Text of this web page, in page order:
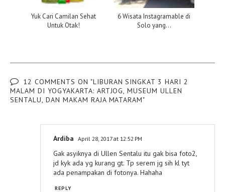
Yuk Cari Camilan Sehat
Untuk Otak!
6 Wisata Instagramable di
Solo yang...
12 COMMENTS ON "LIBURAN SINGKAT 3 HARI 2
MALAM DI YOGYAKARTA: ARTJOG, MUSEUM ULLEN
SENTALU, DAN MAKAM RAJA MATARAM"
Ardiba April 28, 2017 at 12:52 PM
Gak asyiknya di Ullen Sentalu itu gak bisa foto2,
jd kyk ada yg kurang gt. Tp serem jg sih kl tyt
ada penampakan di fotonya. Hahaha
REPLY